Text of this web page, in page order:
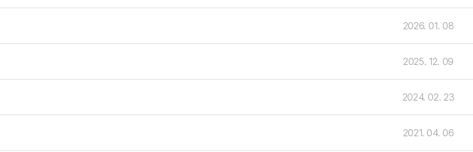
2026. 01. 08
2025. 12. 09
2024. 02. 23
2021. 04. 06